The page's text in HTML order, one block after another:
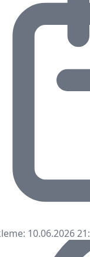
10.06.2026